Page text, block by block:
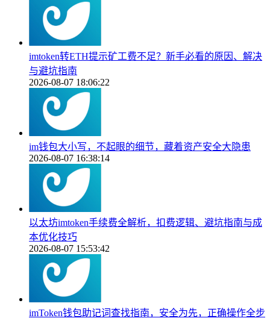
imtoken转ETH提示矿工费不足？新手必看的原因、解决
与避坑指南
2026-08-07 18:06:22
im钱包大小写，不起眼的细节，藏着资产安全大隐患
2026-08-07 16:38:14
以太坊imtoken手续费全解析，扣费逻辑、避坑指南与成
本优化技巧
2026-08-07 15:53:42
imToken钱包助记词查找指南，安全为先，正确操作全步